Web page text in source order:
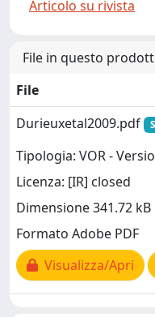
Articolo su rivista
File in questo
File
Durieuxetal2009.pdf
Tipologia: VOR -
Licenza: [IR] closed
Dimensione 341.72 kB
Formato Adobe PDF
Visualizza/Apri